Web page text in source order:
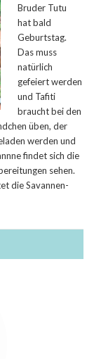
Bruder Tutu
hat bald
Geburtstag.
Das muss
natürlich
gefeiert werden
und Tafiti
braucht bei den
üben, der
werden und
findet sich die
sehen.
die Savannen-